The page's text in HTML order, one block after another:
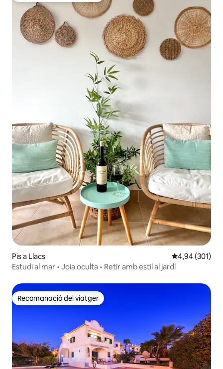
Pis a Llacs 4,94 de
4,94 (301)
Estudi al mar • Joia oculta • Retir amb estil al jardí
Recomanació del viatger
Recomanació del viatger